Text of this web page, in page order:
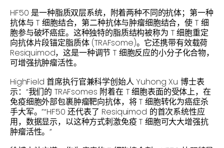
HF50 是一种脂质双层系统，附着两种不同的抗体；第一种
抗体与 T 细胞结合，第二种抗体与肿瘤细胞结合，使 T 细
胞参与破坏癌症。这种独特的脂质结构被称为 T 细胞重定
向抗体片段锚定脂质体 (TRAFsome)。它还携带有效载荷
Resiquimod，这是一种调节 T 细胞反应的小分子化合物，
可增强抗肿瘤活性。
HighField 首席执行官兼科学创始人 Yuhong Xu 博士表
示：“我们的 TRAFsomes 附着在 T 细胞表面的受体上，在
免疫细胞外部包裹肿瘤靶向抗体，将 T 细胞转化为癌症杀
手大军。”“HF50 还代表了 Resiquimod 的首次系统性应
用，数据显示，以这种方式刺激免疫 T 细胞可大大增强抗
肿瘤活性。”